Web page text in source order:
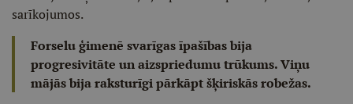
sarīkojumos.
Forselu ģimenē svarīgas īpašības bija
progresivitāte un aizspriedumu trūkums. Viņu
mājās bija raksturīgi pārkāpt šķiriskās robežas.